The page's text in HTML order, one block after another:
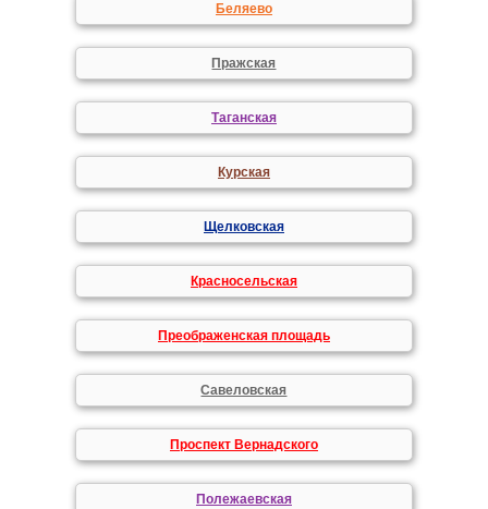
Беляево
Пражская
Таганская
Курская
Щелковская
Красносельская
Преображенская площадь
Савеловская
Проспект Вернадского
Полежаевская